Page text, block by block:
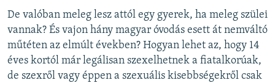
De valóban meleg lesz attól egy gyerek, ha meleg szülei
vannak? És vajon hány magyar óvodás esett át nemváltó
műtéten az elmúlt években? Hogyan lehet az, hogy 14
éves kortól már legálisan szexelhetnek a fiatalkorúak,
de szexről vagy éppen a szexuális kisebbségekről csak